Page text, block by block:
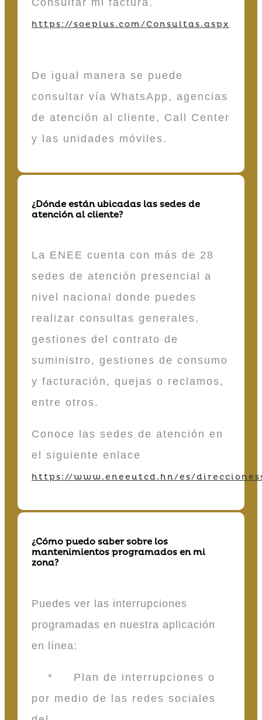
https://soeplus.com/Consultas.aspx
De igual manera se puede
consultar vía WhatsApp, agencias
de atención al cliente, Call Center
y las unidades móviles.
¿Dónde están ubicadas las sedes de
atención al cliente?
La ENEE cuenta con más de 28
sedes de atención presencial a
nivel nacional donde puedes
realizar consultas generales,
gestiones del contrato de
suministro, gestiones de consumo
y facturación, quejas o reclamos,
entre otros.
Conoce las sedes de atención en
el siguiente enlace
https://www.eneeutcd.hn/es/
¿Cómo puedo saber sobre los
mantenimientos programados en mi
zona?
Puedes ver las interrupciones
programadas en nuestra aplicación
en línea:
* Plan de interrupciones o
por medio de las redes sociales